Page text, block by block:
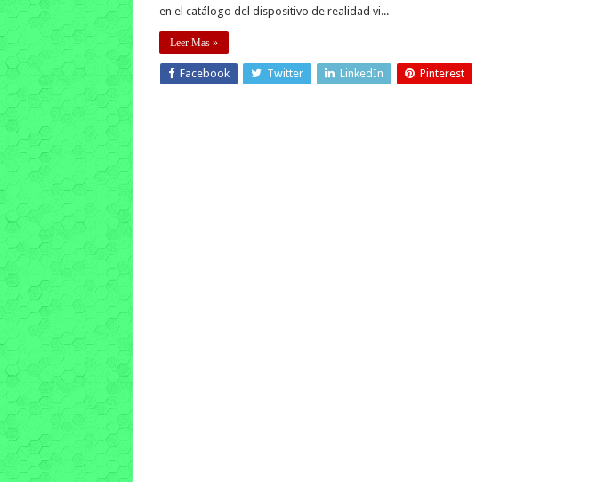
en el catálogo del dispositivo de realidad vi...
Leer Mas »
Facebook Twitter LinkedIn Pinterest